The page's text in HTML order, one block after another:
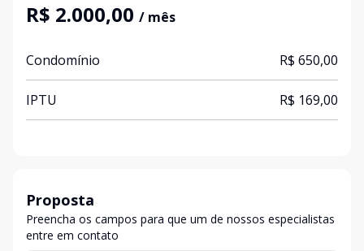
R$ 2.000,00 / mês
Condomínio R$ 650,00
IPTU R$ 169,00
Proposta
Preencha os campos para que um de nossos especialistas
entre em contato